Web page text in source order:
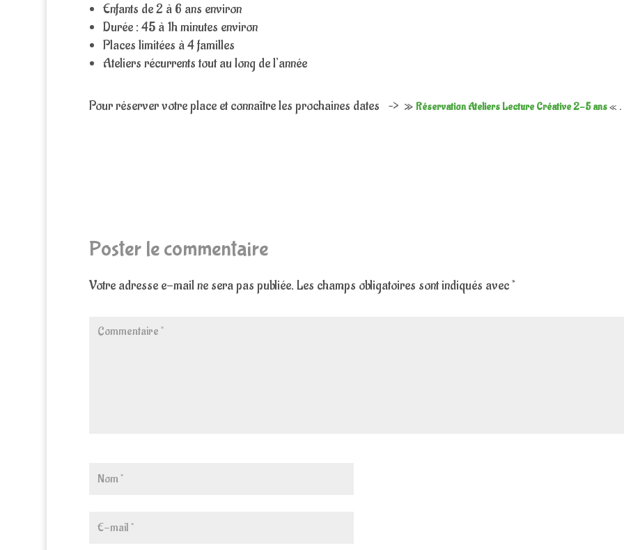
Enfants de 2 à 6 ans environ
Durée : 45 à 1h minutes environ
Places limitées à 4 familles
Ateliers récurrents tout au long de l’année
Pour réserver votre place et connaître les prochaines dates –> » Réservation Ateliers LectureCréative2-5 ans« .
Poster le commentaire
Votre adresse e-mail ne sera pas publiée. Les champs obligatoires sont indiqués avec*